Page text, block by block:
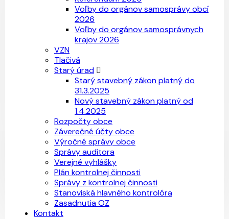
Voľby do orgánov samosprávy obcí
2026
Voľby do orgánov samosprávnych
krajov 2026
VZN
Tlačivá
Starý úrad
Starý stavebný zákon platný do
31.3.2025
Nový stavebný zákon platný od
1.4.2025
Rozpočty obce
Záverečné účty obce
Výročné správy obce
Správy audítora
Verejné vyhlášky
Plán kontrolnej činnosti
Správy z kontrolnej činnosti
Stanoviská hlavného kontrolóra
Zasadnutia OZ
Kontakt